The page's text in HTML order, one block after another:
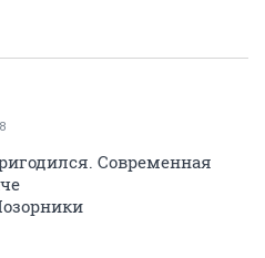
Современная